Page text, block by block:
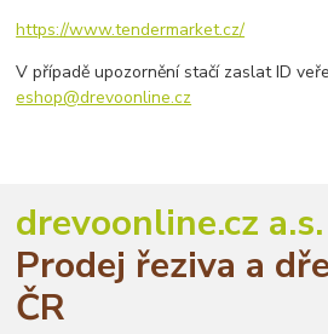
https://www.tendermarket.cz/
V případě upozornění stačí zaslat ID
eshop@drevoonline.cz
drevoonline.cz a.s.
Prodej řeziva a
ČR